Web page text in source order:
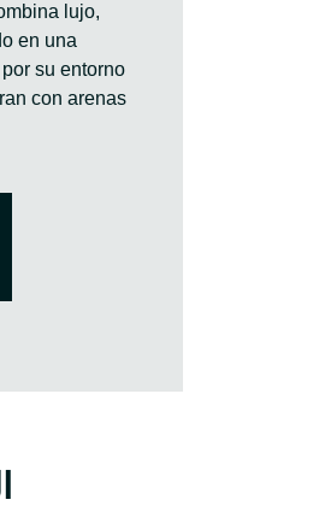
lujo,
en una
su entorno
con arenas